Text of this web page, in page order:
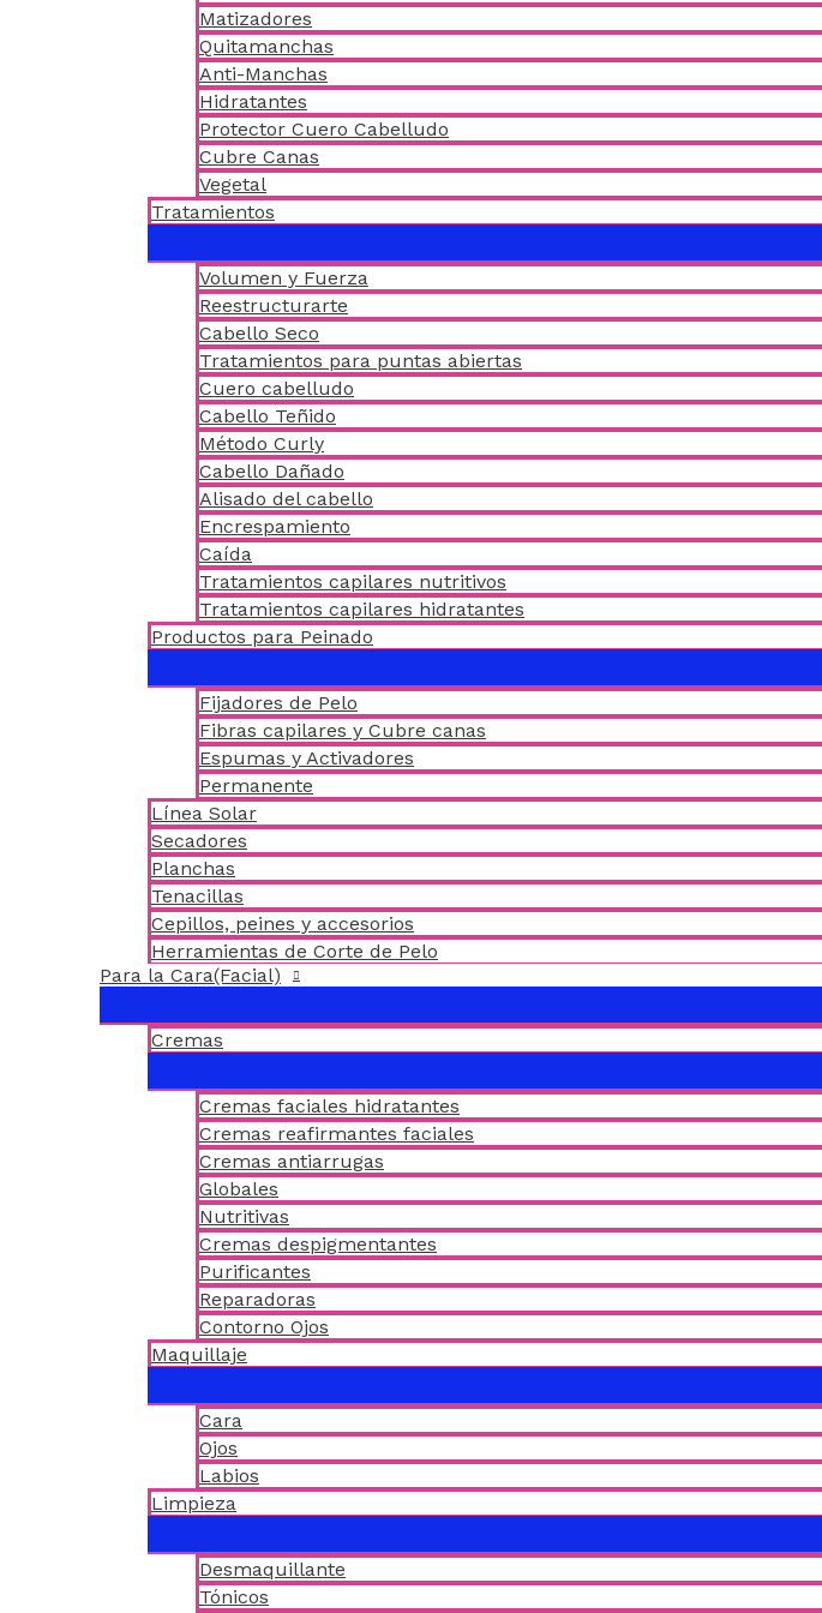
Matizadores
Quitamanchas
Anti-Manchas
Hidratantes
Protector Cuero Cabelludo
Cubre Canas
Vegetal
Tratamientos
Volumen y Fuerza
Reestructurarte
Cabello Seco
Tratamientos para puntas abiertas
Cuero cabelludo
Cabello Teñido
Método Curly
Cabello Dañado
Alisado del cabello
Encrespamiento
Caída
Tratamientos capilares nutritivos
Tratamientos capilares hidratantes
Productos para Peinado
Fijadores de Pelo
Fibras capilares y Cubre canas
Espumas y Activadores
Permanente
Línea Solar
Secadores
Planchas
Tenacillas
Cepillos, peines y accesorios
Herramientas de Corte de Pelo
Para la Cara(Facial)
Cremas
Cremas faciales hidratantes
Cremas reafirmantes faciales
Cremas antiarrugas
Globales
Nutritivas
Cremas despigmentantes
Purificantes
Reparadoras
Contorno Ojos
Maquillaje
Cara
Ojos
Labios
Limpieza
Desmaquillante
Tónicos